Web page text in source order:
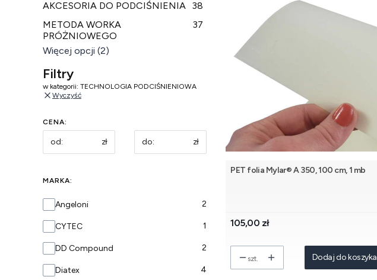
AKCESORIA DO PODCIŚNIENIA
38
METODA WORKA
PRÓŻNIOWEGO
37
Więcej opcji (2)
Filtry
w kategorii: TECHNOLOGIA PODCIŚNIENIOWA
Wyczyść
CENA:
zł zł
MARKA:
MarkaAngeloni 2
CYTEC 1
DD Compound 2
Diatex 4
PET folia Mylar® A 350, 100 cm, 1 mb
Cena
105,00 zł
szt. Dodaj do koszyka